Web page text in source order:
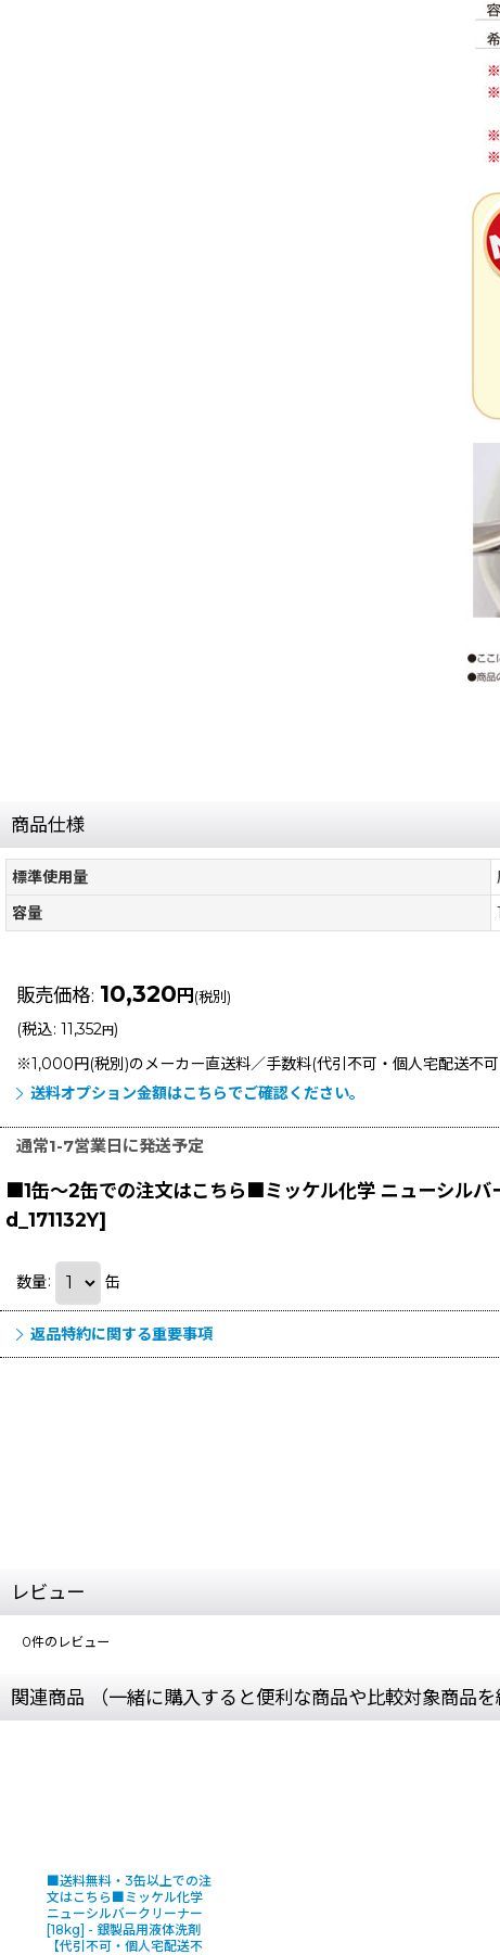
商品仕様
標準使用量
容量
販売価格: 10,320円(税別)
(税込: 11,352円)
※1,000円(税別)のメーカー直送料／手数料(代引不可・個人宅配送不
送料オプション金額はこちらでご確認ください。
通常1-7営業日に発送予定
■1缶〜2缶での注文はこちら■ミッケル化学 ニューシル
d_171132Y]
数量: 缶
返品特約に関する重要事項
レビュー
0件のレビュー
関連商品 （一緒に購入すると便利な商品や比較対象商品を
■送料無料・3缶以上での注
文はこちら■ミッケル化学
ニューシルバークリーナー
[18kg] - 銀製品用液体洗剤
【代引不可・個人宅配送不